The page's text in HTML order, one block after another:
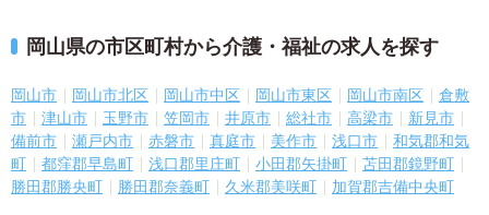
岡山県の市区町村から介護・福祉の求人を探す
岡山市 岡山市北区 岡山市中区 岡山市東区 岡山市南区
倉敷
市
津山市 玉野市 笠岡市 井原市 総社市 高梁市
新見市
備前市
瀬戸内市 赤磐市 真庭市 美作市 浅口市
和気郡和気
町
都窪郡早島町 浅口郡里庄町 小田郡矢掛町
苫田郡鏡野町
勝田郡勝央町
勝田郡奈義町 久米郡美咲町 加賀郡吉備中央町